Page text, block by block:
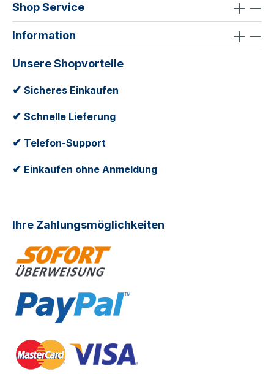
Shop Service
Information
Unsere Shopvorteile
✔ Sicheres Einkaufen
✔ Schnelle Lieferung
✔ Telefon-Support
✔ Einkaufen ohne Anmeldung
Ihre Zahlungsmöglichkeiten